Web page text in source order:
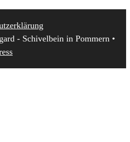
- Schivelbein in Pommern •